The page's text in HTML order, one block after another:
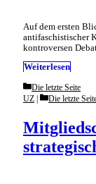
Auf dem ersten
antifaschistischer
kontroversen
Weiterlesen
Categories
Die letzte Seite
UZ Categories
Die letzte